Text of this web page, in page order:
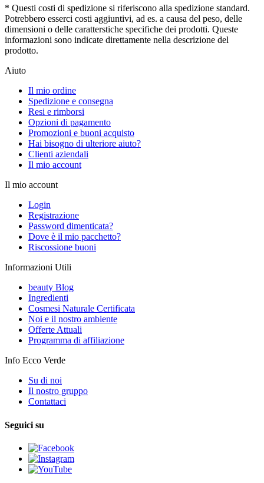
* Questi costi di spedizione si riferiscono alla spedizione standard.
Potrebbero esserci costi aggiuntivi, ad es. a causa del peso, delle
dimensioni o delle caratterstiche specifiche dei prodotti. Queste
informazioni sono indicate direttamente nella descrizione del
prodotto.
Aiuto
Il mio ordine
Spedizione e consegna
Resi e rimborsi
Opzioni di pagamento
Promozioni e buoni acquisto
Hai bisogno di ulteriore aiuto?
Clienti aziendali
Il mio account
Il mio account
Login
Registrazione
Password dimenticata?
Dove è il mio pacchetto?
Riscossione buoni
Informazioni Utili
beauty Blog
Ingredienti
Cosmesi Naturale Certificata
Noi e il nostro ambiente
Offerte Attuali
Programma di affiliazione
Info Ecco Verde
Su di noi
Il nostro gruppo
Contattaci
Seguici su